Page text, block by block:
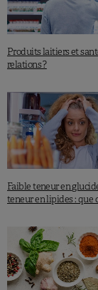
Produits laitiers et
relations ?
Faible teneur en
teneur en lipides : que